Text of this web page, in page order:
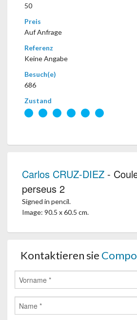
50
Preis
Auf Anfrage
Referenz
Keine Angabe
Besuch(e)
686
Zustand
Carlos CRUZ-DIEZ -
perseus 2
Signed in pencil.
Image: 90.5 x 60.5 cm.
Kontaktieren sie